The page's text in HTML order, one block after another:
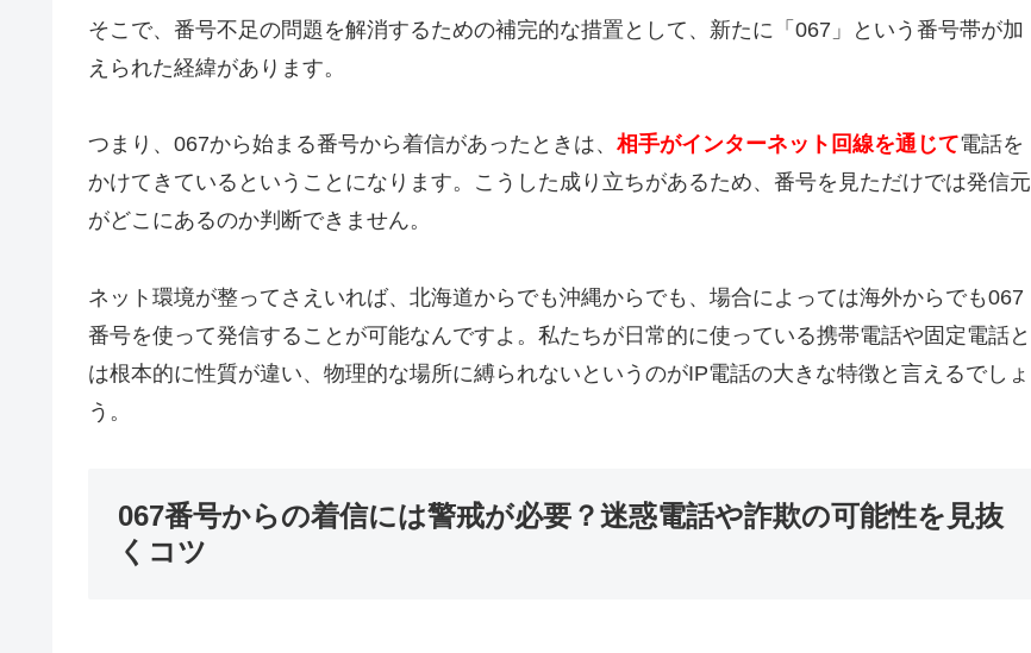
そこで、番号不足の問題を解消するための補完的な措置として、新たに「067」という番号帯が加
えられた経緯があります。
つまり、067から始まる番号から着信があったときは、 相手がインターネット回線を通じて電話を
かけてきているということになります。こうした成り立ちがあるため、番号を見ただけでは発信元
がどこにあるのか判断できません。
ネット環境が整ってさえいれば、北海道からでも沖縄からでも、場合によっては海外からでも067
番号を使って発信することが可能なんですよ。私たちが日常的に使っている携帯電話や固定電話と
は根本的に性質が違い、物理的な場所に縛られないというのがIP電話の大きな特徴と言えるでしょ
う。
067番号からの着信には警戒が必要？迷惑電話や詐欺の可能性を見抜
くコツ